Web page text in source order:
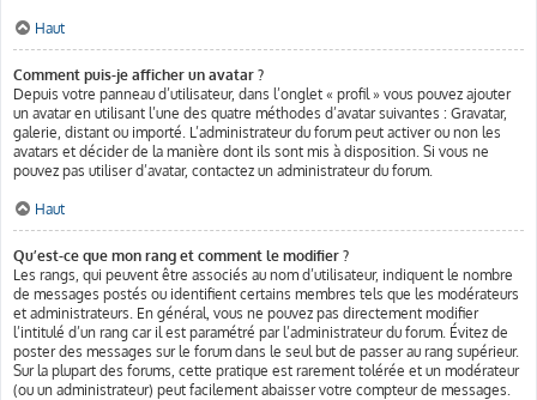
Haut
Comment puis-je afficher un avatar ?
Depuis votre panneau d’utilisateur, dans l’onglet « profil » vous pouvez ajouter
un avatar en utilisant l’une des quatre méthodes d’avatar suivantes : Gravatar,
galerie, distant ou importé. L’administrateur du forum peut activer ou non les
avatars et décider de la manière dont ils sont mis à disposition. Si vous ne
pouvez pas utiliser d’avatar, contactez un administrateur du forum.
Haut
Qu’est-ce que mon rang et comment le modifier ?
Les rangs, qui peuvent être associés au nom d’utilisateur, indiquent le nombre
de messages postés ou identifient certains membres tels que les modérateurs
et administrateurs. En général, vous ne pouvez pas directement modifier
l’intitulé d’un rang car il est paramétré par l’administrateur du forum. Évitez de
poster des messages sur le forum dans le seul but de passer au rang supérieur.
Sur la plupart des forums, cette pratique est rarement tolérée et un modérateur
(ou un administrateur) peut facilement abaisser votre compteur de messages.